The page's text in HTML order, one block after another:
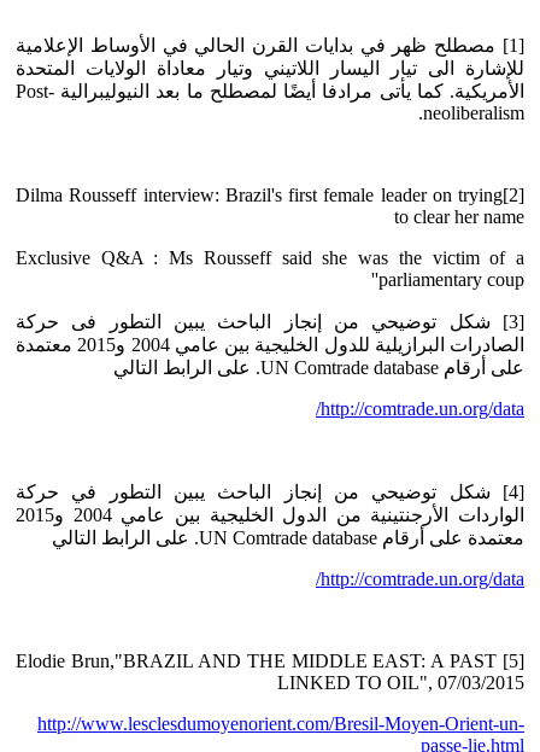
[1] مصطلح ظهر في بدايات القرن الحالي في الأوساط الإعلامية
للإشارة الى تيار اليسار اللاتيني وتيار معاداة الولايات المتحدة
الأمريكية. كما يأتى مرادفا أيضًا لمصطلح ما بعد النيوليبرالية Post-
neoliberalism.
[2]Dilma Rousseff interview: Brazil's first female leader on trying
to clear her name
Exclusive Q&A : Ms Rousseff said she was the victim of a
'parliamentary coup'
[3] شكل توضيحي من إنجاز الباحث يبين التطور فى حركة
الصادرات البرازيلية للدول الخليجية بين عامي 2004 و2015 معتمدة
على أرقام UN Comtrade database. على الرابط التالي
http://comtrade.un.org/data/
[4] شكل توضيحي من إنجاز الباحث يبين التطور في حركة
الواردات الأرجنتينية من الدول الخليجية بين عامي 2004 و2015
معتمدة على أرقام UN Comtrade database. على الرابط التالي
http://comtrade.un.org/data/
[5] Elodie Brun,"BRAZIL AND THE MIDDLE EAST: A PAST
LINKED TO OIL", 07/03/2015
http://www.lesclesdumoyenorient.com/Bresil-Moyen-Orient-un-
passe-lie.html